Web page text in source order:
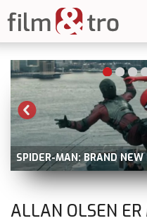
SPIDER-MAN: BRAND NEW
ALLAN OLSEN ER